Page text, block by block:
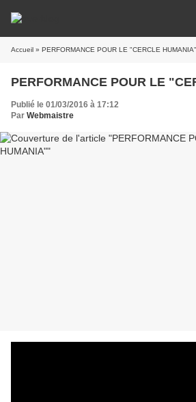
Accueil » PERFORMANCE POUR LE "CERCLE HUMANIA"
PERFORMANCE POUR LE
Publié le 01/03/2016 à 17:12
Par Webmaistre